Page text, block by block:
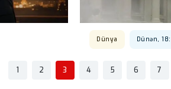
Dünən, 18:12
1 2 3 4 5 6 7